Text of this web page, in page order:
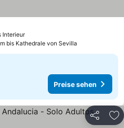
InterieurPreise sehen
bis Kathedrale von Sevilla
Preise sehen
Teilen